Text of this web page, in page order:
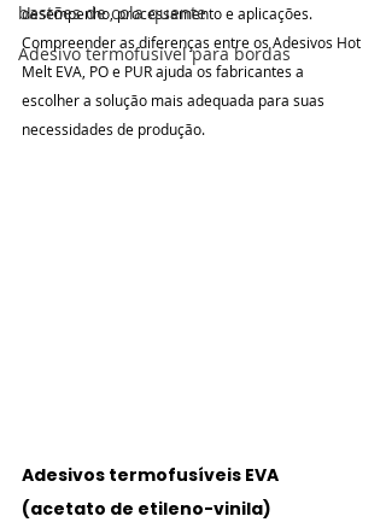
bastões de cola quente
Adesivo termofusível para bordas
desempenho, processamento e aplicações.
Compreender as diferenças entre os Adesivos Hot
Melt EVA, PO e PUR ajuda os fabricantes a
escolher a solução mais adequada para suas
necessidades de produção.
Adesivos termofusíveis EVA
(acetato de etileno-vinila)